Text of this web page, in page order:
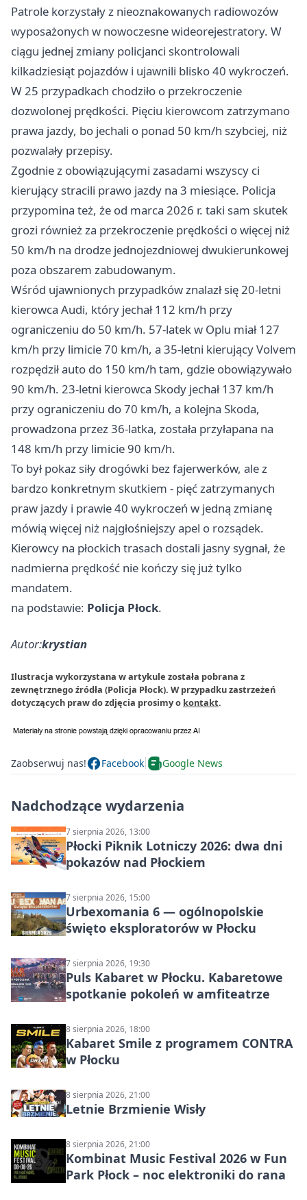
Patrole korzystały z nieoznakowanych radiowozów
wyposażonych w nowoczesne wideorejestratory. W
ciągu jednej zmiany policjanci skontrolowali
kilkadziesiąt pojazdów i ujawnili blisko 40 wykroczeń.
W 25 przypadkach chodziło o przekroczenie
dozwolonej prędkości. Pięciu kierowcom zatrzymano
prawa jazdy, bo jechali o ponad 50 km/h szybciej, niż
pozwalały przepisy.
Zgodnie z obowiązującymi zasadami wszyscy ci
kierujący stracili prawo jazdy na 3 miesiące. Policja
przypomina też, że od marca 2026 r. taki sam skutek
grozi również za przekroczenie prędkości o więcej niż
50 km/h na drodze jednojezdniowej dwukierunkowej
poza obszarem zabudowanym.
Wśród ujawnionych przypadków znalazł się 20-letni
kierowca Audi, który jechał 112 km/h przy
ograniczeniu do 50 km/h. 57-latek w Oplu miał 127
km/h przy limicie 70 km/h, a 35-letni kierujący Volvem
rozpędził auto do 150 km/h tam, gdzie obowiązywało
90 km/h. 23-letni kierowca Skody jechał 137 km/h
przy ograniczeniu do 70 km/h, a kolejna Skoda,
prowadzona przez 36-latka, została przyłapana na
148 km/h przy limicie 90 km/h.
To był pokaz siły drogówki bez fajerwerków, ale z
bardzo konkretnym skutkiem - pięć zatrzymanych
praw jazdy i prawie 40 wykroczeń w jedną zmianę
mówią więcej niż najgłośniejszy apel o rozsądek.
Kierowcy na płockich trasach dostali jasny sygnał, że
nadmierna prędkość nie kończy się już tylko
mandatem.
na podstawie: Policja Płock.
Autor:krystian
Ilustracja wykorzystana w artykule została pobrana z
zewnętrznego źródła (Policja Płock). W przypadku zastrzeżeń
dotyczących praw do zdjęcia prosimy o kontakt.
Zaobserwuj nas! Facebook Google News
Nadchodzące wydarzenia
7 sierpnia 2026, 13:00
Płocki Piknik Lotniczy 2026: dwa dni
pokazów nad Płockiem
7 sierpnia 2026, 15:00
Urbexomania 6 — ogólnopolskie
święto eksploratorów w Płocku
7 sierpnia 2026, 19:30
Puls Kabaret w Płocku. Kabaretowe
spotkanie pokoleń w amfiteatrze
8 sierpnia 2026, 18:00
Kabaret Smile z programem CONTRA
w Płocku
8 sierpnia 2026, 21:00
Letnie Brzmienie Wisły
8 sierpnia 2026, 21:00
Kombinat Music Festival 2026 w Fun
Park Płock – noc elektroniki do rana